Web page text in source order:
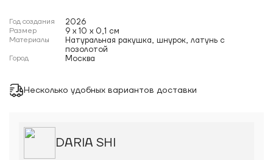
Год создания 2026
Размер 9 x 10 x 0,1 см
Материалы
Натуральная ракушка, шнурок, латунь с
позолотой
Город Москва
Несколько удобных вариантов доставки
DARIA SHI